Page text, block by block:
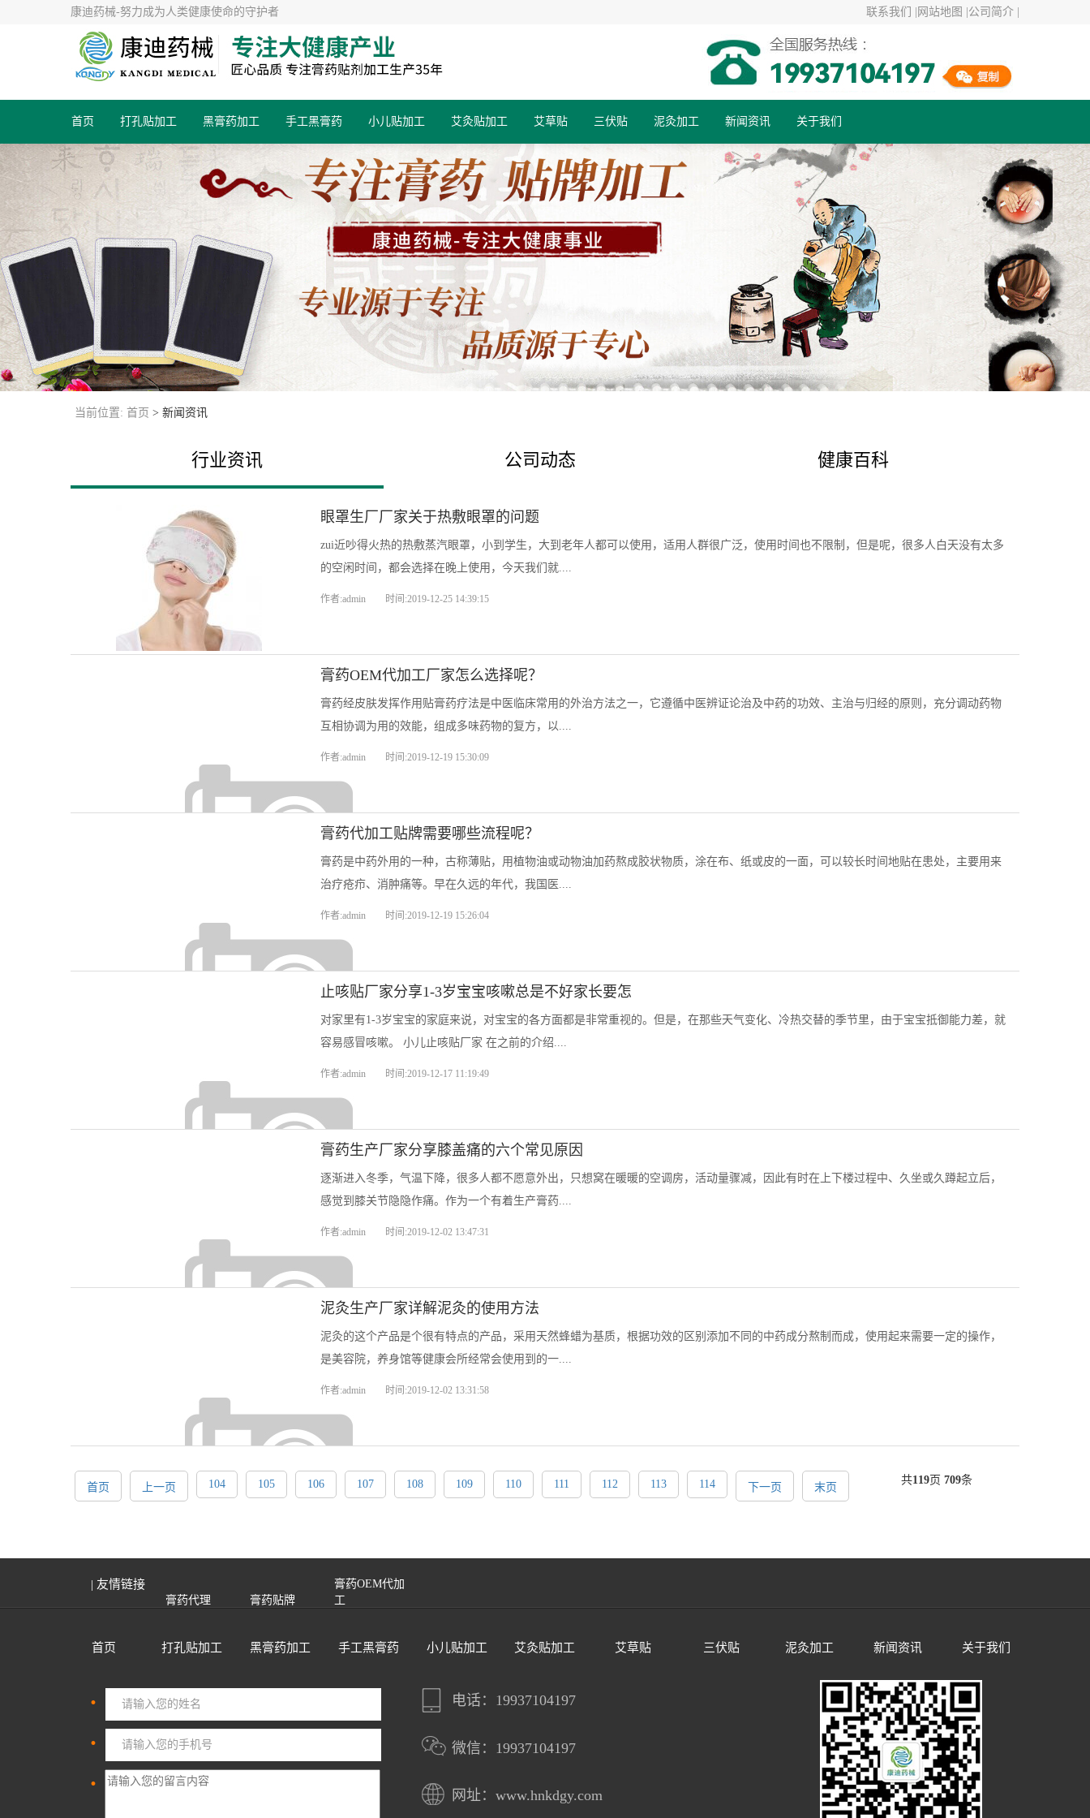
康迪药械-努力成为人类健康使命的守护者 公司简介 |
网站地图 |
联系我们 |
首页 打孔贴加工 黑膏药加工 手工黑膏药 小儿贴加工
小儿蜂蜜膏
艾灸贴加工 艾草贴 三伏贴 泥灸加工 新闻资讯
行业资讯
关于我们
当前位置: 首页 > 新闻资讯
行业资讯 公司动态 健康百科
眼罩生厂厂家关于热敷眼罩的问题
zui近吵得火热的热敷蒸汽眼罩，小到学生，大到老年人都可以使用，适用人群很广泛，使用时间也不限制，但是呢，很多人白天没有太多
的空闲时间，都会选择在晚上使用，今天我们就....
作者:admin 时间:2019-12-25 14:39:15
膏药OEM代加工厂家怎么选择呢？
膏药经皮肤发挥作用贴膏药疗法是中医临床常用的外治方法之一，它遵循中医辨证论治及中药的功效、主治与归经的原则，充分调动药物
互相协调为用的效能，组成多味药物的复方，以....
作者:admin 时间:2019-12-19 15:30:09
膏药代加工贴牌需要哪些流程呢？
膏药是中药外用的一种，古称薄贴，用植物油或动物油加药熬成胶状物质，涂在布、纸或皮的一面，可以较长时间地贴在患处，主要用来
治疗疮疖、消肿痛等。早在久远的年代，我国医....
作者:admin 时间:2019-12-19 15:26:04
止咳贴厂家分享1-3岁宝宝咳嗽总是不好家长要怎
对家里有1-3岁宝宝的家庭来说，对宝宝的各方面都是非常重视的。但是，在那些天气变化、冷热交替的季节里，由于宝宝抵御能力差，就
容易感冒咳嗽。 小儿止咳贴厂家 在之前的介绍....
作者:admin 时间:2019-12-17 11:19:49
膏药生产厂家分享膝盖痛的六个常见原因
逐渐进入冬季，气温下降，很多人都不愿意外出，只想窝在暖暖的空调房，活动量骤减，因此有时在上下楼过程中、久坐或久蹲起立后，
感觉到膝关节隐隐作痛。作为一个有着生产膏药....
作者:admin 时间:2019-12-02 13:47:31
泥灸生产厂家详解泥灸的使用方法
泥灸的这个产品是个很有特点的产品，采用天然蜂蜡为基质，根据功效的区别添加不同的中药成分熬制而成，使用起来需要一定的操作，
是美容院，养身馆等健康会所经常会使用到的一....
作者:admin 时间:2019-12-02 13:31:58
首页 上一页 104 105 106 107 108 109 110 111 112 113 114 下一页 末页
共119页 709条
| 友情链接
膏药代理 膏药贴牌
膏药OEM代加
工
首页 打孔贴加工 黑膏药加工 手工黑膏药 小儿贴加工 艾灸贴加工 艾草贴 三伏贴 泥灸加工 新闻资讯 关于我们
·
·
·
电话：19937104197
微信：19937104197
网址：www.hnkdgy.com